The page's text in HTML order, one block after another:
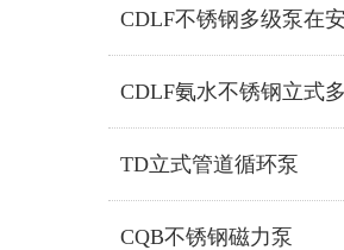
CDLF不锈钢多级泵在
CDLF氨水不锈钢立式
TD立式管道循环泵
CQB不锈钢磁力泵